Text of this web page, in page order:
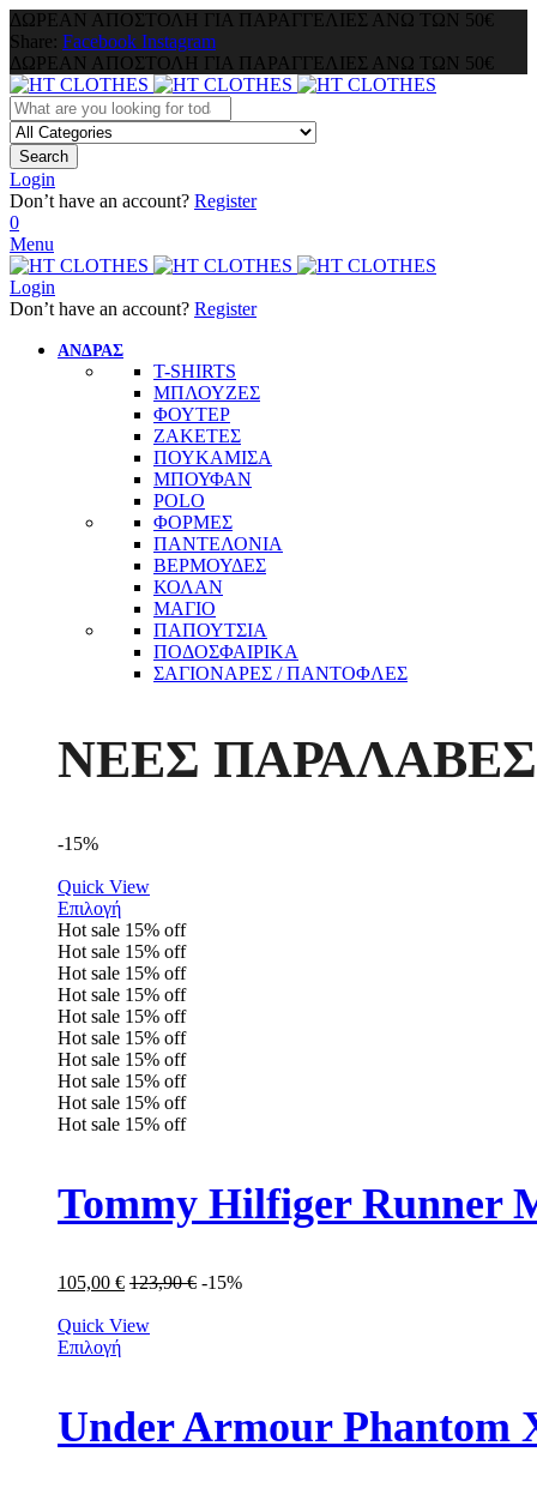
ΔΩΡΕΑΝ ΑΠΟΣΤΟΛΗ ΓΙΑ ΠΑΡΑΓΓΕΛΙΕΣ ΑΝΩ ΤΩΝ 50€
Share: Facebook Instagram
ΔΩΡΕΑΝ ΑΠΟΣΤΟΛΗ ΓΙΑ ΠΑΡΑΓΓΕΛΙΕΣ ΑΝΩ ΤΩΝ 50€
Search
Login
Don’t have an account? Register
0
Menu
Login
Don’t have an account? Register
ΑΝΔΡΑΣ
T-SHIRTS
ΜΠΛΟΥΖΕΣ
ΦΟΥΤΕΡ
ΖΑΚΕΤΕΣ
ΠΟΥΚΑΜΙΣΑ
ΜΠΟΥΦΑΝ
POLO
ΦΟΡΜΕΣ
ΠΑΝΤΕΛΟΝΙΑ
ΒΕΡΜΟΥΔΕΣ
ΚΟΛΑΝ
ΜΑΓΙΟ
ΠΑΠΟΥΤΣΙΑ
ΠΟΔΟΣΦΑΙΡΙΚΑ
ΣΑΓΙΟΝΑΡΕΣ / ΠΑΝΤΟΦΛΕΣ
ΝΕΕΣ ΠΑΡΑΛΑΒΕΣ
-15%
Quick View
Επιλογή
Hot sale 15% off
Hot sale 15% off
Hot sale 15% off
Hot sale 15% off
Hot sale 15% off
Hot sale 15% off
Hot sale 15% off
Hot sale 15% off
Hot sale 15% off
Hot sale 15% off
Tommy Hilfiger Runner
105,00 € 123,90€ -15%
Quick View
Επιλογή
Under Armour Phantom